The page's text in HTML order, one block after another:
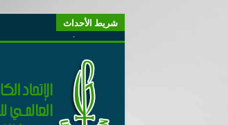
شريط الأحداث
“لبنانيون من أجل الكيان”
“الوحدة في التعدّد: إعادة بناء
يتبع في معنى الأعجوبة
ترشيح أسعد جوان لجائزة نوبل